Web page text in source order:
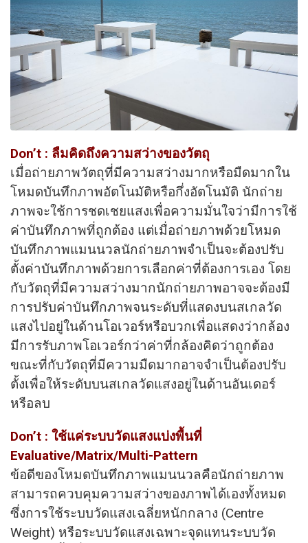
Don’t : ลืมคิดถึงความสว่างของวัตถุ
เมื่อถ่ายภาพวัตถุที่มีความสว่างมากหรือมืดมากใน
โหมดบันทึกภาพอัตโนมัติหรือกึ่งอัตโนมัติ นักถ่าย
ภาพจะใช้การชดเชยแสงเพื่อความมั่นใจว่ามีการใช้
ค่าบันทึกภาพที่ถูกต้อง แต่เมื่อถ่ายภาพด้วยโหมด
บันทึกภาพแมนนวลนักถ่ายภาพจำเป็นจะต้องปรับ
ตั้งค่าบันทึกภาพด้วยการเลือกค่าที่ต้องการเอง โดย
กับวัตถุที่มีความสว่างมากนักถ่ายภาพอาจจะต้องมี
การปรับค่าบันทึกภาพจนระดับที่แสดงบนสเกลวัด
แสงไปอยู่ในด้านโอเวอร์หรือบวกเพื่อแสดงว่ากล้อง
มีการรับภาพโอเวอร์กว่าค่าที่กล้องคิดว่าถูกต้อง
ขณะที่กับวัตถุที่มีความมืดมากอาจจำเป็นต้องปรับ
ตั้งเพื่อให้ระดับบนสเกลวัดแสงอยู่ในด้านอันเดอร์
หรือลบ
Don’t : ใช้แค่ระบบวัดแสงแบ่งพื้นที่
Evaluative/Matrix/Multi-Pattern
ข้อดีของโหมดบันทึกภาพแมนนวลคือนักถ่ายภาพ
สามารถควบคุมความสว่างของภาพได้เองทั้งหมด
ซึ่งการใช้ระบบวัดแสงเฉลี่ยหนักกลาง (Centre
Weight) หรือระบบวัดแสงเฉพาะจุดแทนระบบวัด